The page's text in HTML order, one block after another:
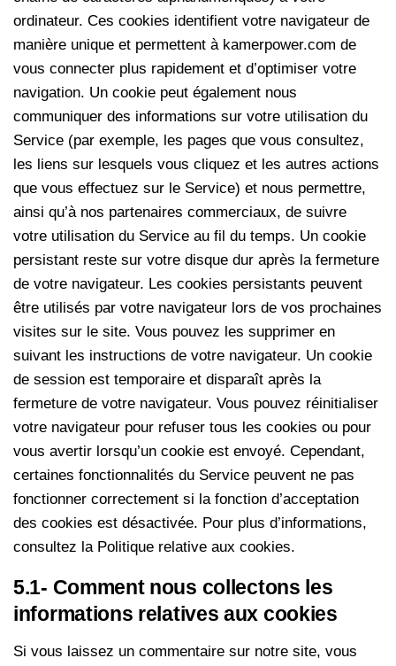
ordinateur. Ces cookies identifient votre navigateur de
manière unique et permettent à kamerpower.com de
vous connecter plus rapidement et d’optimiser votre
navigation. Un cookie peut également nous
communiquer des informations sur votre utilisation du
Service (par exemple, les pages que vous consultez,
les liens sur lesquels vous cliquez et les autres actions
que vous effectuez sur le Service) et nous permettre,
ainsi qu’à nos partenaires commerciaux, de suivre
votre utilisation du Service au fil du temps. Un cookie
persistant reste sur votre disque dur après la fermeture
de votre navigateur. Les cookies persistants peuvent
être utilisés par votre navigateur lors de vos prochaines
visites sur le site. Vous pouvez les supprimer en
suivant les instructions de votre navigateur. Un cookie
de session est temporaire et disparaît après la
fermeture de votre navigateur. Vous pouvez réinitialiser
votre navigateur pour refuser tous les cookies ou pour
vous avertir lorsqu’un cookie est envoyé. Cependant,
certaines fonctionnalités du Service peuvent ne pas
fonctionner correctement si la fonction d’acceptation
des cookies est désactivée. Pour plus d’informations,
consultez la Politique relative aux cookies.
5.1- Comment nous collectons les
informations relatives aux cookies
Si vous laissez un commentaire sur notre site, vous